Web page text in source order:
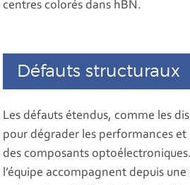
centres colorés dans hBN.
Défauts structuraux
Les défauts étendus, comme les
pour dégrader les performances
des composants
l’équipe accompagnent depuis